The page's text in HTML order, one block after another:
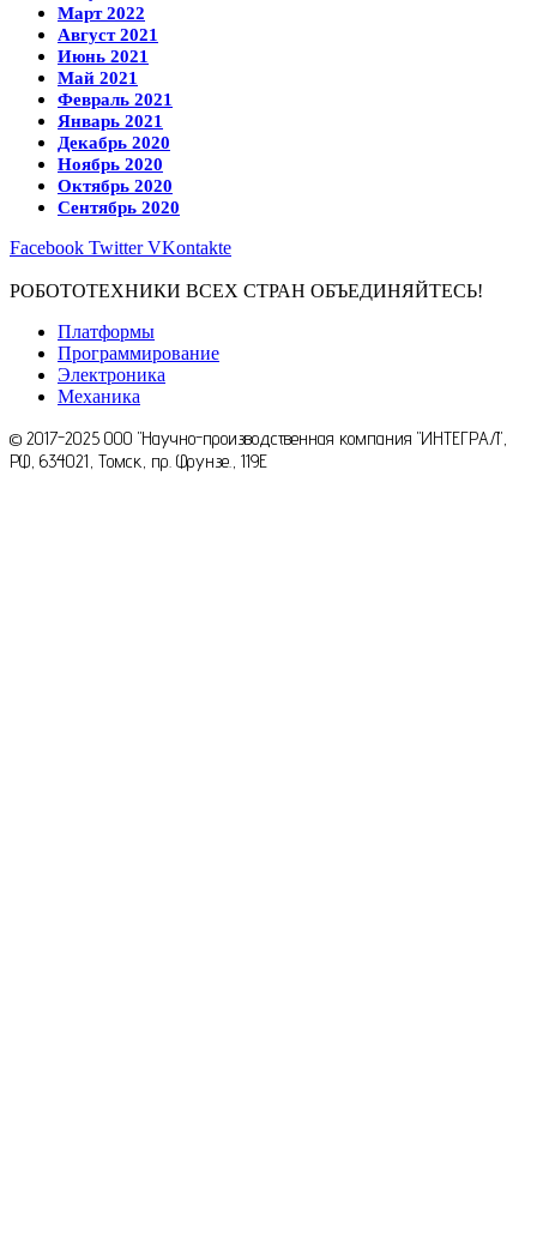
Март 2022
Август 2021
Июнь 2021
Май 2021
Февраль 2021
Январь 2021
Декабрь 2020
Ноябрь 2020
Октябрь 2020
Сентябрь 2020
Facebook Twitter VKontakte
РОБОТОТЕХНИКИ ВСЕХ СТРАН ОБЪЕДИНЯЙТЕСЬ!
Платформы
Программирование
Электроника
Механика
© 2017-2025 ООО "Научно-производственная компания "ИНТЕГРАЛ",
РФ, 634021, Томск, пр. Фрунзе., 119E